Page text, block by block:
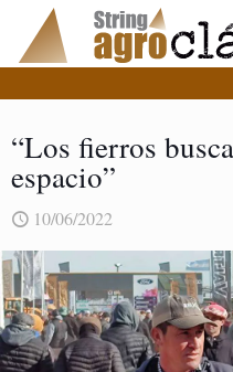
“Los fierros
espacio”
10/06/2022